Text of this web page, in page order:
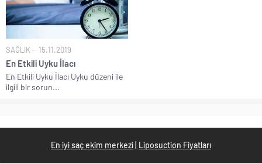
SAĞLIK 15.11.2019
En Etkili Uyku İlacı
En Etkili Uyku İlacı Uyku düzeni ile
ilgili bir sorun...
En iyi saç ekim merkezi Liposuction Fiyatları